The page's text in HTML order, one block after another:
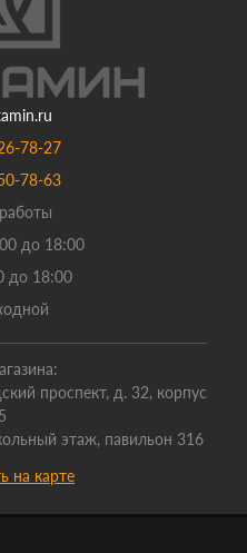
78-27
78-63
до 18:00
до 18:00
проспект, д. 32, корпус
этаж, павильон 316
на карте